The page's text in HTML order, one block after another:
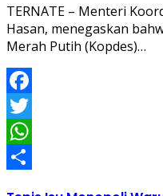
TERNATE – Menteri
Hasan, menegaskan
Merah Putih (Kopdes)…
Facebook
Twitter
WhatsApp